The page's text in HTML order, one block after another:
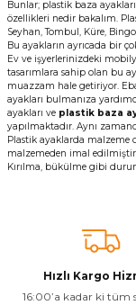
Bunlar; plastik baza
özellikleri nedir bakalım.
Seyhan, Tombul, Küre,
Bu ayakların ayrıcada bir
Ev ve işyerlerinizdeki
tasarımlara sahip olan bu
muazzam hale getiriyor.
ayakları bulmanıza
ayakları ve plastik baza
yapılmaktadır. Aynı
Plastik ayaklarda malzeme
malzemeden imal
Kırılma, bükülme gibi
Hızlı Kargo
16:00’a kadar ki tüm